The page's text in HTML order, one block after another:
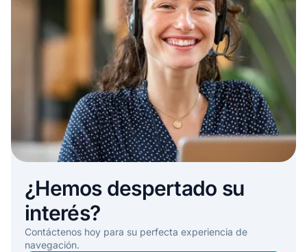
¿Hemos despertado su
interés?
Contáctenos hoy para su perfecta experiencia de
navegación.